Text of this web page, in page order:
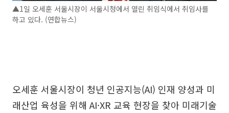
▲1일 오세훈 서울시장이 서울시청에서 열린 취임식에서 취임사를
하고 있다. (연합뉴스)
오세훈 서울시장이 청년 인공지능(AI) 인재 양성과 미
래산업 육성을 위해 AI·XR 교육 현장을 찾아 미래기술